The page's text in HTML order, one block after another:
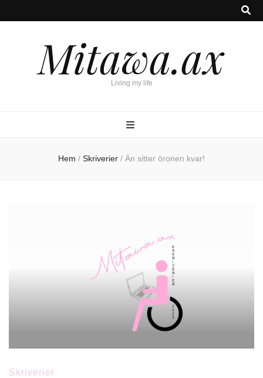
Mitawa.ax
Living my life
Hem / Skriverier / Än sitter öronen kvar!
Skriverier